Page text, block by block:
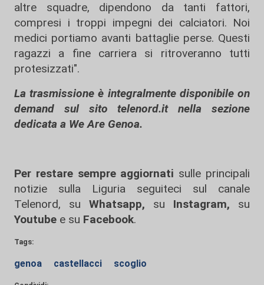
altre squadre, dipendono da tanti fattori,
compresi i troppi impegni dei calciatori. Noi
medici portiamo avanti battaglie perse. Questi
ragazzi a fine carriera si ritroveranno tutti
protesizzati".
La trasmissione è integralmente disponibile on
demand sul sito telenord.it nella sezione
dedicata a We Are Genoa.
Per restare sempre aggiornati sulle principali
notizie sulla Liguria seguiteci sul canale
Telenord, su
Whatsapp, su Instagram, su
Youtube e su Facebook.
Tags:
genoa castellacci scoglio